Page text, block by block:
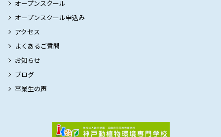
オープンスクール
オープンスクール申込み
アクセス
よくあるご質問
お知らせ
ブログ
卒業生の声